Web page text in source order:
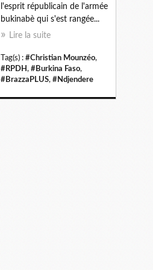
l'esprit républicain de l'armée
bukinabè qui s'est rangée...
Lire la suite
Tag(s) : #Christian Mounzéo,
#RPDH, #Burkina Faso,
#BrazzaPLUS, #Ndjendere